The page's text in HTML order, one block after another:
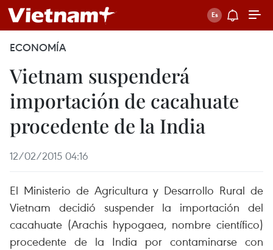
ECONOMÍA
Vietnam suspenderá
importación de cacahuate
procedente de la India
12/02/2015 04:16
El Ministerio de Agricultura y Desarrollo Rural de
Vietnam decidió suspender la importación del
cacahuate (Arachis hypogaea, nombre científico)
procedente de la India por contaminarse con